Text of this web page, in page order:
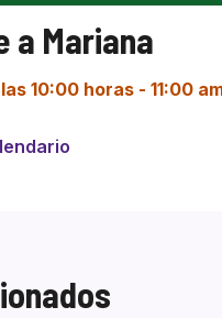
a Mariana
10:00 horas - 11:00